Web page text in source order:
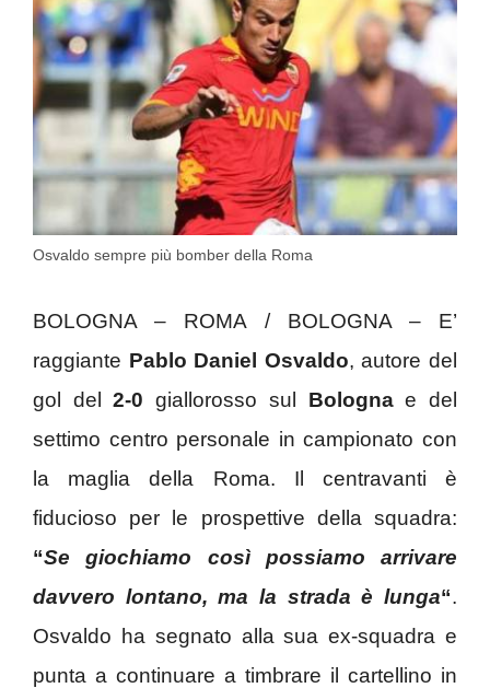
Osvaldo sempre più bomber della Roma
BOLOGNA – ROMA / BOLOGNA – E’
raggiante Pablo Daniel Osvaldo, autore del
gol del2-0 giallorosso sul Bolognae del
settimo centro personale in campionato con
la maglia della Roma. Il centravanti è
fiducioso per le prospettive della squadra:
“Se giochiamo così possiamo arrivare
davvero lontano, ma la strada è lunga“.
Osvaldo ha segnato alla sua ex-squadra e
punta a continuare a timbrare il cartellino in